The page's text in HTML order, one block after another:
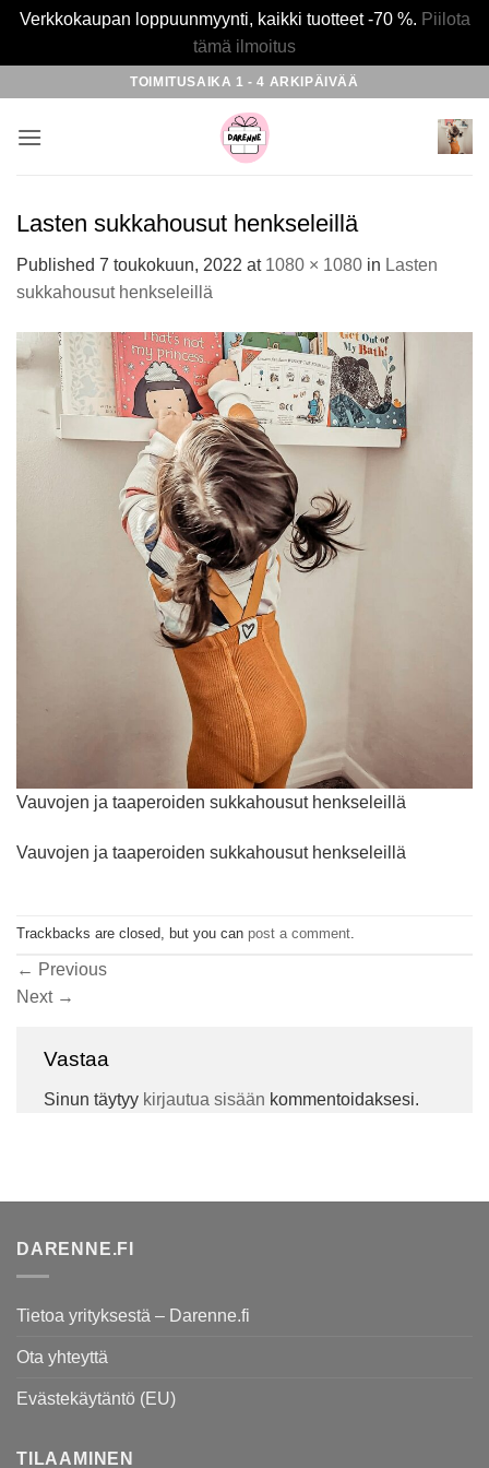
Verkkokaupan loppuunmyynti, kaikki tuotteet -70 %. Piilota
tämä ilmoitus
content
TOIMITUSAIKA 1 - 4 ARKIPÄIVÄÄ
Lasten sukkahousut henkseleillä
Published 7 toukokuun, 2022 at 1080 × 1080 in Lasten
sukkahousut henkseleillä
Vauvojen ja taaperoiden sukkahousut henkseleillä
Vauvojen ja taaperoiden sukkahousut henkseleillä
Trackbacks are closed, but you can post a comment.
← Previous
Next →
Vastaa
Sinun täytyy kirjautua sisään kommentoidaksesi.
DARENNE.FI
Tietoa yrityksestä – Darenne.fi
Ota yhteyttä
Evästekäytäntö (EU)
TILAAMINEN